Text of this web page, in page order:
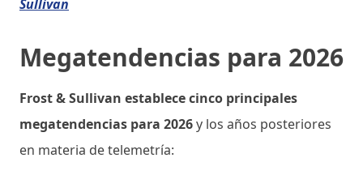
Sullivan
Megatendencias para 2026
Frost & Sullivan establece cinco principales
megatendencias para 2026y los años posteriores
en materia de telemetría: